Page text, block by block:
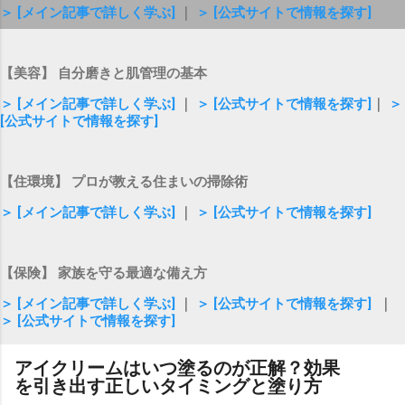
＞ [メイン記事で詳しく学ぶ] ＞ [公式サイトで情報を探す]
【美容】 自分磨きと肌管理の基本
＞ [メイン記事で詳しく学ぶ]
＞ [公式サイトで情報を探す]
＞
[公式サイトで情報を探す]
【住環境】 プロが教える住まいの掃除術
＞ [メイン記事で詳しく学ぶ]
＞ [公式サイトで情報を探す]
【保険】 家族を守る最適な備え方
＞ [メイン記事で詳しく学ぶ]
＞ [公式サイトで情報を探す]
＞ [公式サイトで情報を探す]
アイクリームはいつ塗るのが正解？効果
を引き出す正しいタイミングと塗り方